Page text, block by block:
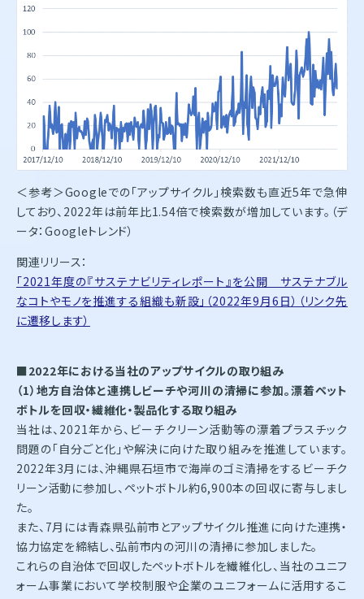
＜参考＞Googleでの「アップサイクル」検索数も直近5年で急伸
しており、2022年は前年比1.54倍で検索数が増加しています。（デ
ータ：Googleトレンド）
関連リリース：
「2021年度の『サステナビリティレポート』を公開 サステナブル
なコトやモノを推進する組織も新設」（2022年9月6日）（リンク先
に遷移します）
■2022年における当社のアップサイクルの取り組み
（1）地方自治体と連携しビーチや河川の清掃に参加。漂着ペット
ボトルを回収・繊維化・製品化する取り組み
当社は、2021年から、ビーチクリーン活動等の漂着プラスチック
問題の「自分ごと化」や解決に向けた取り組みを推進しています。
2022年3月には、沖縄県石垣市で海岸のゴミ清掃をするビーチク
リーン活動に参加し、ペットボトル約6,900本の回収に寄与しまし
た。
また、7月には青森県弘前市とアップサイクル推進に向けた連携・
協力協定を締結し、弘前市内の河川の清掃に参加しました。
これらの自治体で回収したペットボトルを繊維化し、当社のユニフ
ォーム事業において学校制服や企業のユニフォームに活用するこ